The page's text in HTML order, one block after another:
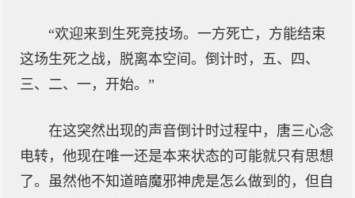
“欢迎来到生死竞技场。一方死亡，方能结束
这场生死之战，脱离本空间。倒计时，五、四、
三、二、一，开始。”
在这突然出现的声音倒计时过程中，唐三心念
电转，他现在唯一还是本来状态的可能就只有思想
了。虽然他不知道暗魔邪神虎是怎么做到的，但自